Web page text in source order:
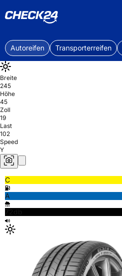
Autoreifen Transporterreifen
Breite
245
Höhe
45
Zoll
19
Last
102
Speed
Y
C
A
72db